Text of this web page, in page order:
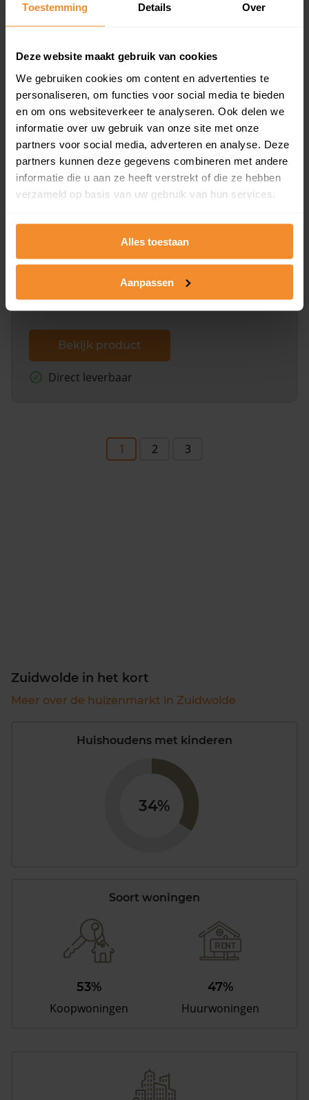
Toestemming Details Over
Deze website maakt gebruik van cookies
We gebruiken cookies om content en advertenties te
personaliseren, om functies voor social media te bieden
en om ons websiteverkeer te analyseren. Ook delen we
informatie over uw gebruik van onze site met onze
partners voor social media, adverteren en analyse. Deze
partners kunnen deze gegevens combineren met andere
informatie die u aan ze heeft verstrekt of die ze hebben
verzameld op basis van uw gebruik van hun services.
Alles toestaan
Aanpassen
en koopdatum) binnen een postcodegebied. Dit
inclusief een jaar lang gratis updates van nieuwe
Bekijk product
Direct leverbaar
Kadastrale kaart pakket
Alleen globale ligging perceel
omliggende percelen met de kadastrale erfgrenzen,
dit inclusief de luchtfoto!
Bekijk product
Direct leverbaar
1 2 3
Zuidwolde in het kort
Meer over de huizenmarkt in Zuidwolde
Huishoudens met kinderen
34%
Soort woningen
53%
Koopwoningen
47%
Huurwoningen